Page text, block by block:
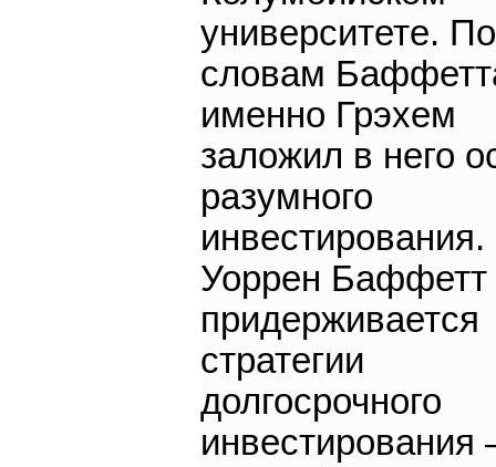
университете. По
словам
именно Грэхем
заложил в него
разумного
инвестирования.
Уоррен Баффетт
придерживается
стратегии
долгосрочного